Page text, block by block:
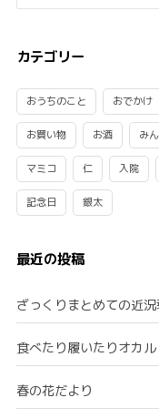
カテゴリー
おうちのこと おでかけ
お買い物 お酒 み
マミコ 仁 入院
記念日 銀太
最近の投稿
ざっくりまとめての近
食べたり履いたりオカ
春の花だより